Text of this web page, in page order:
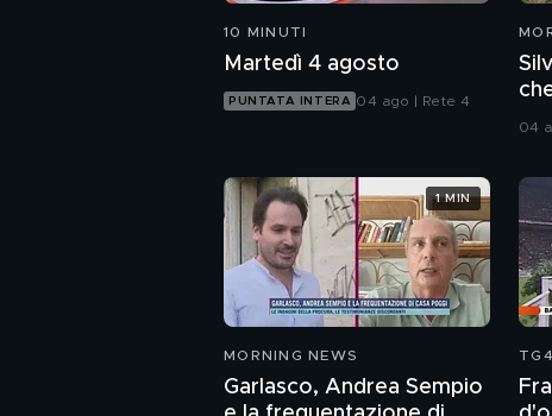
10 MINUTI
Martedì 4 agosto
PUNTATA INTERA 04 ago | Rete 4
04
MORNING NEWS
Garlasco, Andrea Sempio
1 MIN